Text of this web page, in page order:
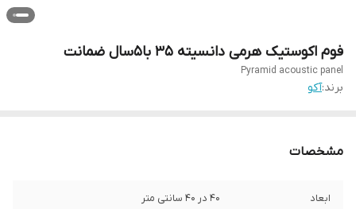
فوم اکوستیک هرمی دانسیته ۳۵ با۵سال ضمانت
Pyramid acoustic panel
برند:آکو
مشخصات
ابعاد ۴۰ در ۴۰ سانتی متر